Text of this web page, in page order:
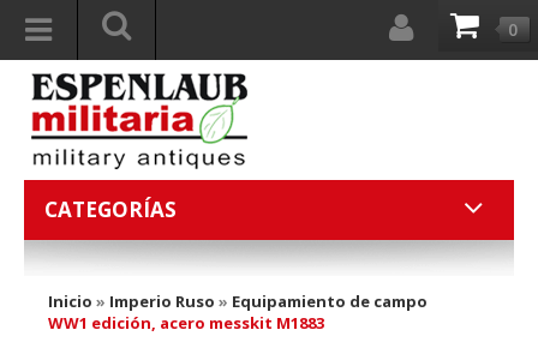
0
CATEGORÍAS
Inicio » Imperio Ruso » Equipamiento de campo
WW1 edición, acero messkit M1883